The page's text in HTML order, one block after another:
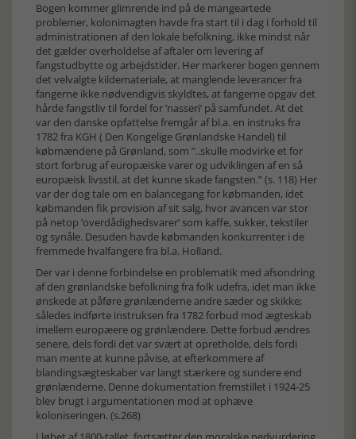
Bogen kommer glimrende ind på de mangeartede
problemer, kolonimagten havde fra start til i dag i forhold til
administrationen af den lokale befolkning, ikke mindst når
det gælder overholdelse af aftaler om levering af
fangstudbytte og arbejdstider. Her markerer bogen gennem
det velvalgte kildemateriale, at manglende leverancer fra
fangerne ikke nødvendigvis skyldtes, at fangerne opgav det
hårde fangstliv til fordel for ’nasseri’ på samfundet. At det
var den danske opfattelse fremgår af bl.a. en instruks fra
1782 fra KGH ( Den Kongelige Grønlandske Handel) til
købmændene på Grønland, som ”..skulle modvirke et for
stort forbrug af europæiske varer og udviklingen af en så
europæisk livsstil, at det kunne skade fangsten.” (s. 118) Her
var der dog tale om en balancegang for købmanden, idet
købmanden fik provision af sit salg, hvor avancen var stor
på netop ’overdådighedsvarer’ som kaffe, sukker, tekstiler
og synåle. Desuden havde købmanden konkurrenter i de
fremmede hvalfangere fra bl.a. Holland.
Der var i denne forbindelse en problematik med afsondring
af den grønlandske befolkning fra folk udefra, idet man ikke
ønskede at påføre grønlænderne andre sæder og skikke;
således indførte instruksen fra 1782 forbud mod ægteskab
imellem europæere og grønlændere. Dette forbud ændres
senere, dels fordi det var svært at opretholde, dels fordi
man mente at kunne påvise, at efterkommere af
blandingsægteskaber var langt stærkere og sundere end
grønlænderne. Denne dokumentation fremstillet i 1924-25
blev brugt i argumentationen mod at ophæve
koloniseringen. (s.268)